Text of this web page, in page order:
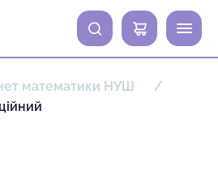
0
математики НУШ